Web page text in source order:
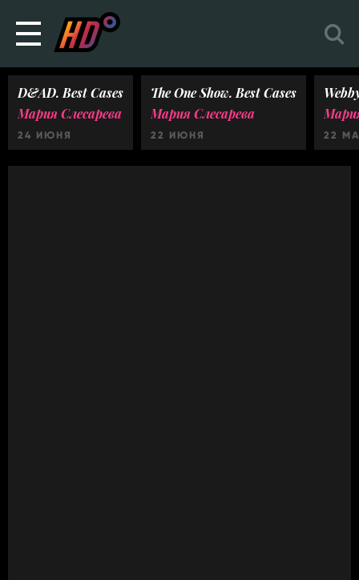
D&AD. Best Cases
Мария Слесарева
24 ИЮНЯ
The One Show. Best Cases
Мария Слесарева
22 ИЮНЯ 22